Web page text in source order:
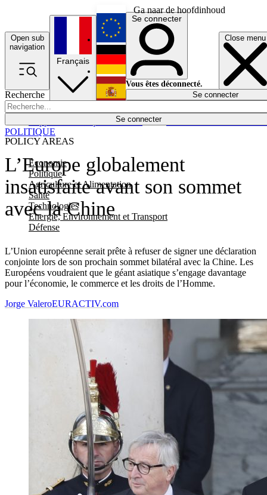
Ga naar de hoofdinhoud
Open sub
navigation
Close menu
Recherche
Se connecter
POLICY AREAS
Economie
Politique
Agriculture et Alimentation
Santé
Technologies
Energie, Environnement et Transport
Défense
Économie
Français
English
Deutsch
Español
Se connecter
Vous êtes déconnecté.
Se connecter
L’Europe globalement
insatisfaite avant son sommet
avec la Chine
L’Union européenne serait prête à refuser de signer une déclaration
conjointe lors de son prochain sommet bilatéral avec la Chine. Les
Européens voudraient que le géant asiatique s’engage davantage
pour l’économie, le commerce et les droits de l’Homme.
POLITIQUE
Jorge ValeroEURACTIV.com